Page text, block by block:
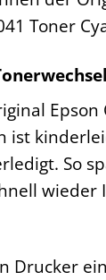
Toner
Epson
ist
So
wieder
Drucker